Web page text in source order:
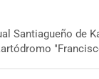
Santiagueño de